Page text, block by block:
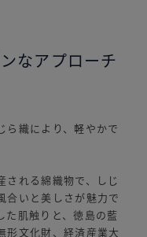
なアプローチ
ら織により、軽やかで
される綿織物で、しじ
合いと美しさが魅力で
た肌触りと、徳島の藍
形文化財、経済産業大